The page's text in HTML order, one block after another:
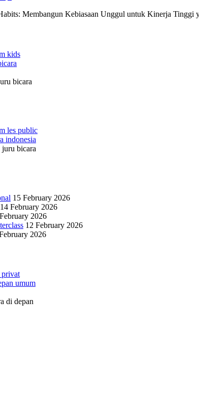
Membangun Kebiasaan Unggul untuk Kinerja Tinggi
bicara
juru bicara
15 February 2026
14 February 2026
2026
12 February 2026
2026
di depan